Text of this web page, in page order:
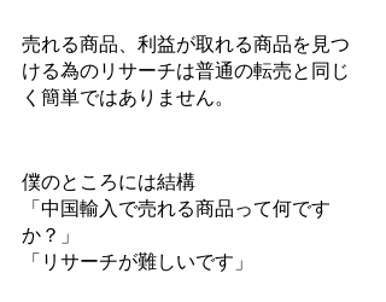
売れる商品、利益が取れる商品を見つ
ける為のリサーチは普通の転売と同じ
く簡単ではありません。
僕のところには結構
「中国輸入で売れる商品って何です
か？」
「リサーチが難しいです」